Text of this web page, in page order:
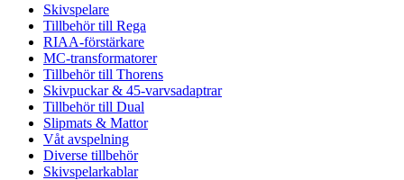
Skivspelare
Tillbehör till Rega
RIAA-förstärkare
MC-transformatorer
Tillbehör till Thorens
Skivpuckar & 45-varvsadaptrar
Tillbehör till Dual
Slipmats & Mattor
Våt avspelning
Diverse tillbehör
Skivspelarkablar